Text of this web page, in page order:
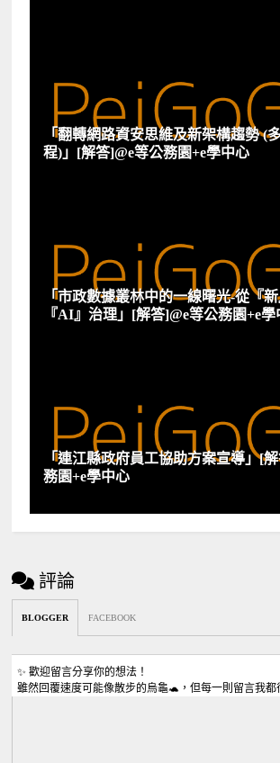
「翻轉網路資安思維及新架構趨勢 (
程)」[解答]@e等公務園+e學中心
「市政數據叢林中的一線曙光-從『
『AI』治理」[解答]@e等公務園+e學
「連江縣政府員工協助方案宣導」[
務園+e學中心
評論
BLOGGER FACEBOOK
✨ 歡迎留言分享你的想法！
雖然回覆速度可能像散步的烏龜🐢，但每一則留言我都